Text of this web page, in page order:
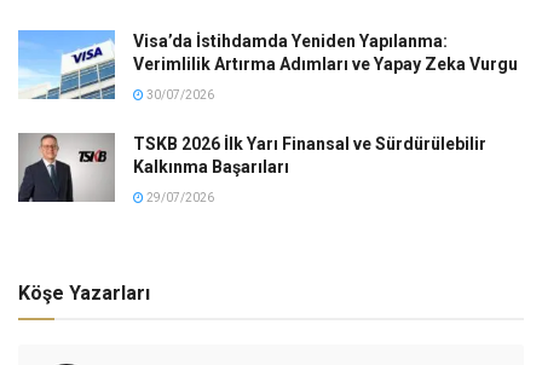
Visa’da İstihdamda Yeniden Yapılanma:
Verimlilik Artırma Adımları ve Yapay Zeka Vurgu
30/07/2026
TSKB 2026 İlk Yarı Finansal ve Sürdürülebilir
Kalkınma Başarıları
29/07/2026
Köşe Yazarları